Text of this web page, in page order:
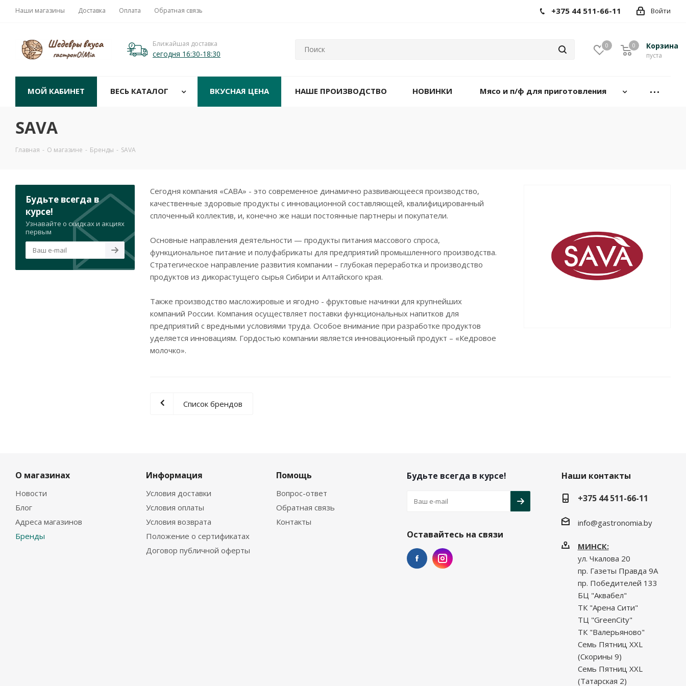
Наши магазины Доставка Оплата Обратная связь Войти
+375 44 511-66-11
Ближайшая доставка
сегодня 16:30-18:30
0 Корзина
пуста
0
МОЙ КАБИНЕТ ВЕСЬ КАТАЛОГ ВКУСНАЯ ЦЕНА НАШЕ ПРОИЗВОДСТВО НОВИНКИ Мясо и п/ф для приготовления
SAVA
Главная - О магазине - Бренды - SAVA
Сегодня компания «САВА» - это современное динамично развивающееся производство,
качественные здоровые продукты с инновационной составляющей, квалифицированный
сплоченный коллектив, и, конечно же наши постоянные партнеры и покупатели.
Основные направления деятельности — продукты питания массового спроса,
функциональное питание и полуфабрикаты для предприятий промышленного производства.
Стратегическое направление развития компании – глубокая переработка и производство
продуктов из дикорастущего сырья Сибири и Алтайского края.
Также производство масложировые и ягодно - фруктовые начинки для крупнейших
компаний России. Компания осуществляет поставки функциональных напитков для
предприятий с вредными условиями труда. Особое внимание при разработке продуктов
уделяется инновациям. Гордостью компании является инновационный продукт – «Кедровое
молочко».
Список брендов
Будьте всегда в
курсе!
Узнавайте о скидках и акциях
первым
О магазинах
Новости
Блог
Адреса магазинов
Бренды
Информация
Условия доставки
Условия оплаты
Условия возврата
Положение о сертификатах
Договор публичной оферты
Помощь
Вопрос-ответ
Обратная связь
Контакты
Будьте всегда в курсе!
Оставайтесь на связи
Наши контакты
+375 44 511-66-11
info@gastronomia.by
МИНСК:
ул. Чкалова 20
пр. Газеты Правда 9А
пр. Победителей 133
БЦ "Аквабел"
ТК "Арена Сити"
ТЦ "GreenCity"
ТК "Валерьяново"
Семь Пятниц XXL
(Скорины 9)
Семь Пятниц XXL
(Татарская 2)